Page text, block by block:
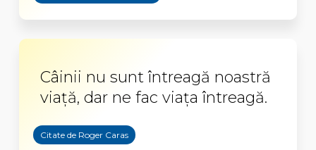
Câinii nu sunt întreagă noastră
viață, dar ne fac viața întreagă.
Citate de Roger Caras